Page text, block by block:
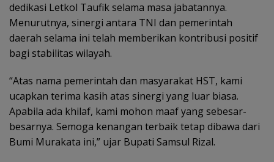
dedikasi Letkol Taufik selama masa jabatannya.
Menurutnya, sinergi antara TNI dan pemerintah
daerah selama ini telah memberikan kontribusi positif
bagi stabilitas wilayah.
“Atas nama pemerintah dan masyarakat HST, kami
ucapkan terima kasih atas sinergi yang luar biasa.
Apabila ada khilaf, kami mohon maaf yang sebesar-
besarnya. Semoga kenangan terbaik tetap dibawa dari
Bumi Murakata ini,” ujar Bupati Samsul Rizal.